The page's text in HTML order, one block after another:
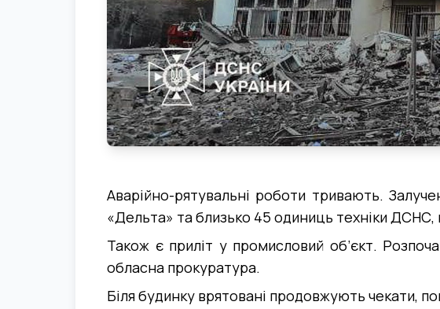
Аварійно-рятувальні роботи тривають.
«Дельта» та близько 45 одиниць техніки
Також є приліт у промисловий об’єкт.
обласна прокуратура.
Біля будинку врятовані продовжують чекати,